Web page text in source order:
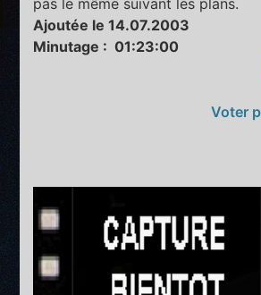
Ajoutée le 14.07.2003
Minutage : 01:23:00
Voter